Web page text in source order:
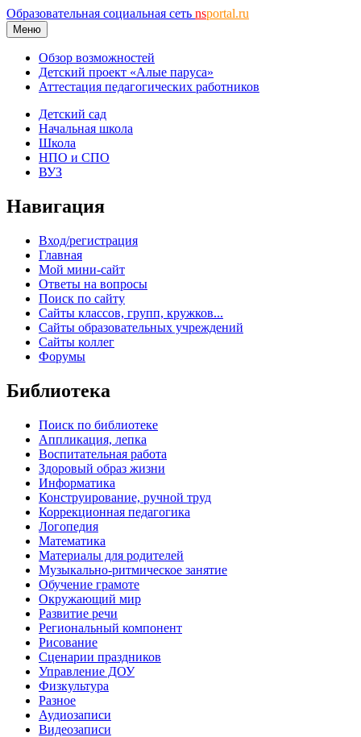
Образовательная социальная сеть nsportal.ru
Меню
Обзор возможностей
Детский проект «Алые паруса»
Аттестация педагогических работников
Детский сад
Начальная школа
Школа
НПО и СПО
ВУЗ
Навигация
Вход/регистрация
Главная
Мой мини-сайт
Ответы на вопросы
Поиск по сайту
Сайты классов, групп, кружков...
Сайты образовательных учреждений
Сайты коллег
Форумы
Библиотека
Поиск по библиотеке
Аппликация, лепка
Воспитательная работа
Здоровый образ жизни
Информатика
Конструирование, ручной труд
Коррекционная педагогика
Логопедия
Математика
Материалы для родителей
Музыкально-ритмическое занятие
Обучение грамоте
Окружающий мир
Развитие речи
Региональный компонент
Рисование
Сценарии праздников
Управление ДОУ
Физкультура
Разное
Аудиозаписи
Видеозаписи